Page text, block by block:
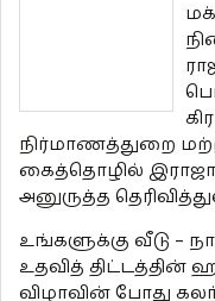
நிர்மாணத்துறை
கைத்தொழில்
அனுருத்த
உங்களுக்கு வீடு –
உதவித்
விழாவின் போது